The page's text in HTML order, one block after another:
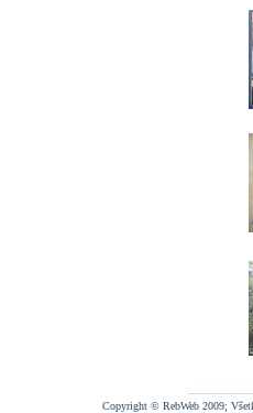
Copyright © RebWeb 2009;